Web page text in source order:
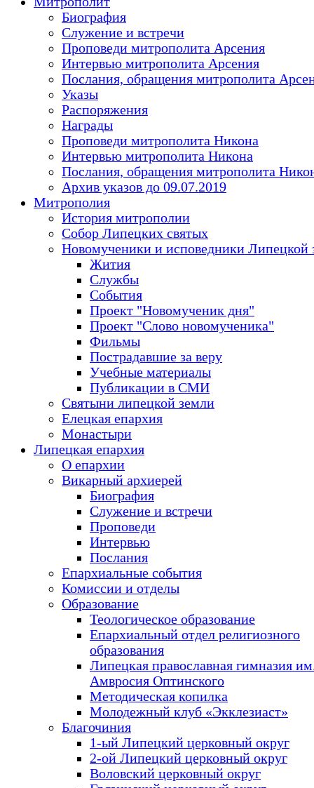
Биография
Служение и встречи
Проповеди митрополита Арсения
Интервью митрополита Арсения
Послания, обращения митрополита
Указы
Распоряжения
Награды
Проповеди митрополита Никона
Интервью митрополита Никона
Послания, обращения митрополита
Архив указов до 09.07.2019
Митрополия
История митрополии
Собор Липецких святых
Новомученики и исповедники Липецкой
Жития
Службы
События
Проект "Новомученик дня"
Проект "Слово новомученика"
Фильмы
Пострадавшие за веру
Учебные материалы
Публикации в СМИ
Святыни липецкой земли
Елецкая епархия
Монастыри
Липецкая епархия
О епархии
Викарный архиерей
Биография
Служение и встречи
Проповеди
Интервью
Послания
Епархиальные события
Комиссии и отделы
Образование
Теологическое образование
Епархиальный отдел религиозного
образования
Липецкая православная гимназия
Амвросия Оптинского
Методическая копилка
Молодежный клуб «Экклезиаст»
Благочиния
1-ый Липецкий церковный округ
2-ой Липецкий церковный округ
Воловский церковный округ